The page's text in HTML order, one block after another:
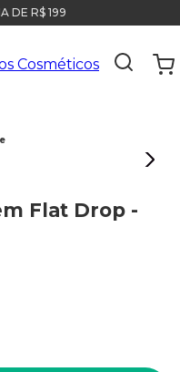
DE R$ 199
Flat Drop -